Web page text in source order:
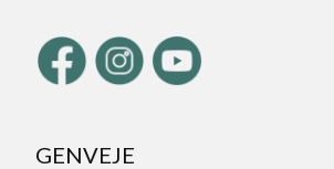
GENVEJE